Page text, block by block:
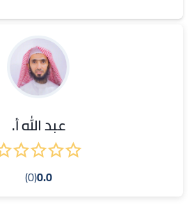
عبد الله أ.
0.0
(0)